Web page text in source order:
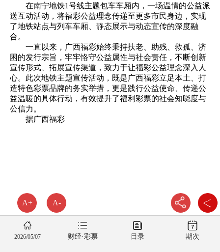
A+ A-
在南宁地铁1号线主题包车车厢内，一场温情的公益派
送互动活动，将福彩公益理念传递至更多市民身边，实现
了地铁站点与列车车厢、静态展示与动态宣传的深度融
合。
一直以来，广西福彩始终秉持扶老、助残、救孤、济
困的发行宗旨，牢牢恪守公益属性与社会责任，不断创新
宣传形式、拓展宣传渠道，致力于让福彩公益理念深入人
心。此次地铁主题宣传活动，既是广西福彩立足本土、打
造特色彩票品牌的务实举措，更是践行公益使命、传递公
益温暖的具体行动，有效提升了福利彩票的社会知晓度与
公信力。
据广西福彩
2026/05/07 财经·彩票 目录 期次